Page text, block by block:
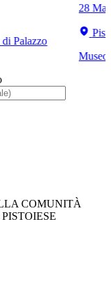
Palazzo
28
Museo
COMUNITÀ